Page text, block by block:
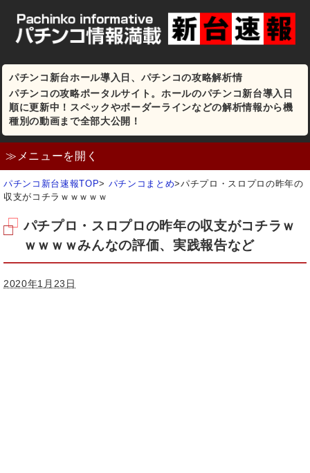
パチンコ新台ホール導入日、パチンコの攻略解析情
パチンコの攻略ポータルサイト。ホールのパチンコ新台導入日
順に更新中！スペックやボーダーラインなどの解析情報から機
種別の動画まで全部大公開！
≫メニューを開く
パチンコ新台速報TOP> パチンコまとめ>パチプロ・スロプロの昨年の
収支がコチラｗｗｗｗｗ
パチプロ・スロプロの昨年の収支がコチラｗ
ｗｗｗｗみんなの評価、実践報告など
2020年1月23日